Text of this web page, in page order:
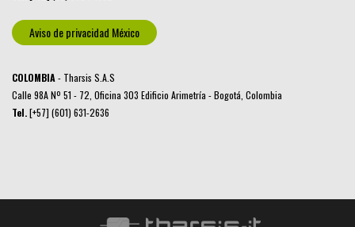
Aviso de privacidad México
COLOMBIA - Tharsis S.A.S
Calle 98A Nº 51 - 72, Oficina 303 Edificio Arimetría - Bogotá, Colombia
Tel.[+57] (601) 631-2636